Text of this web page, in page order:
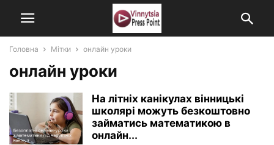
Головна Мітки онлайн уроки
онлайн уроки
На літніх канікулах вінницькі
школярі можуть безкоштовно
займатись математикою в
онлайн...